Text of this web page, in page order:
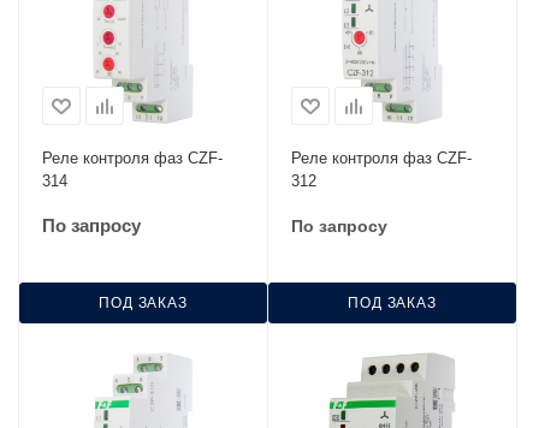
Реле контроля фаз CZF-
314
По запросу
ПОД ЗАКАЗ
Реле контроля фаз CZF-
312
По запросу
ПОД ЗАКАЗ